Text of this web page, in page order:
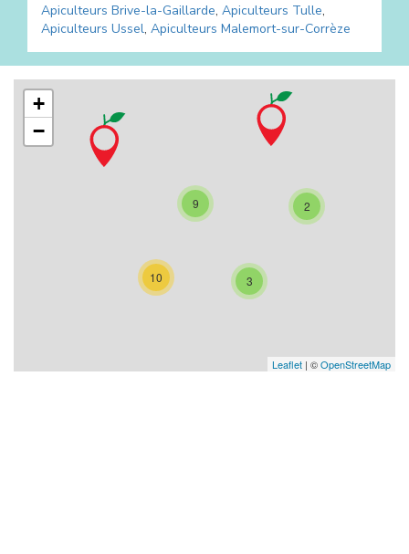
Apiculteurs Brive-la-Gaillarde, Apiculteurs Tulle,
Apiculteurs Ussel, Apiculteurs Malemort-sur-Corrèze
9
10 3
2
+
−
Leaflet | ©OpenStreetMap